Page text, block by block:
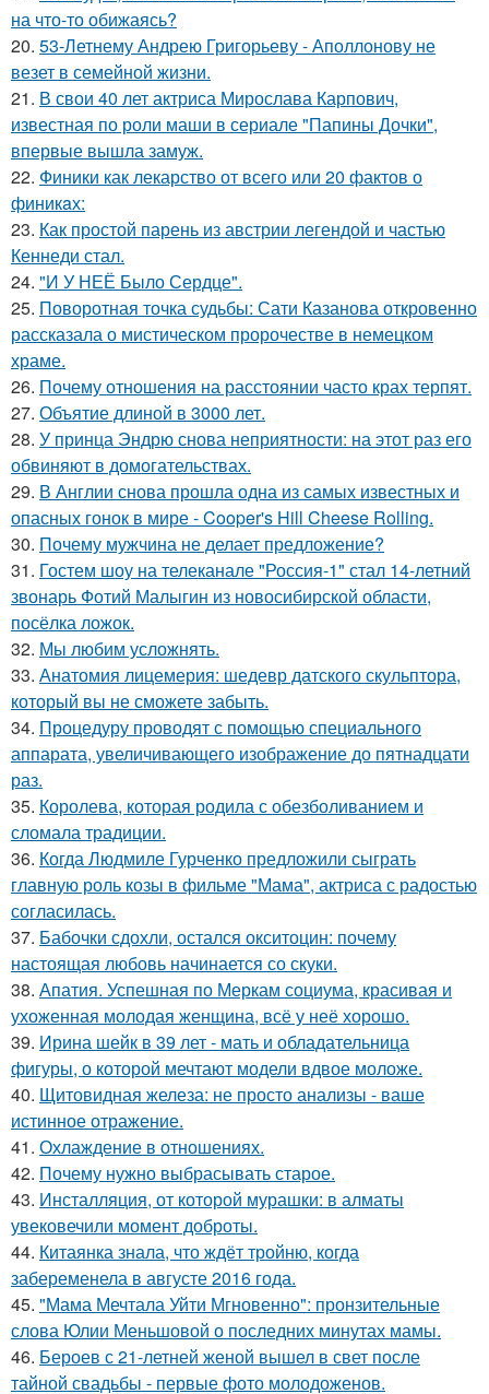
на что-то обижаясь?
20. 53-Летнему Андрею Григорьеву - Аполлонову не
везет в семейной жизни.
21. В свои 40 лет актриса Мирослава Карпович,
известная по роли маши в сериале "Папины Дочки",
впервые вышла замуж.
22. Финики как лекарство от всего или 20 фактов о
финикaх:
23. Как простой парень из австрии легендой и частью
Кеннеди стал.
24. "И У НЕЁ Было Сердце".
25. Поворотная точка судьбы: Сати Казанова откровенно
рассказала о мистическом пророчестве в немецком
храме.
26. Почему отношения на расстоянии часто крах терпят.
27. Объятие длиной в 3000 лет.
28. У принца Эндрю снова неприятности: на этот раз его
обвиняют в домогательствах.
29. В Англии снова прошла одна из самых известных и
опасных гонок в мире - Cooper's Hill Cheese Rolling.
30. Почему мужчина не делает предложение?
31. Гостем шоу на телеканале "Россия-1" стал 14-летний
звонарь Фотий Малыгин из новосибирской области,
посёлка ложок.
32. Мы любим усложнять.
33. Анатомия лицемерия: шедевр датского скульптора,
который вы не сможете забыть.
34. Процедуру проводят с помощью специального
аппарата, увеличивающего изображение до пятнадцати
раз.
35. Королева, которая родила с обезболиванием и
сломала традиции.
36. Когда Людмиле Гурченко предложили сыграть
главную роль козы в фильме "Мама", актриса с радостью
согласилась.
37. Бабочки сдохли, остался окситоцин: почему
настоящая любовь начинается со скуки.
38. Апатия. Успешная по Меркам социума, красивая и
ухоженная молодая женщина, всё у неё хорошо.
39. Ирина шейк в 39 лет - мать и обладательница
фигуры, о которой мечтают модели вдвое моложе.
40. Щитовидная железа: не просто анализы - ваше
истинное отражение.
41. Охлаждение в отношениях.
42. Почему нужно выбрасывать старое.
43. Инсталляция, от которой мурашки: в алматы
увековечили момент доброты.
44. Китаянка знала, что ждёт тройню, когда
забеременела в августе 2016 года.
45. "Мама Мечтала Уйти Мгновенно": пронзительные
слова Юлии Меньшовой о последних минутах мамы.
46. Бероев с 21-летней женой вышел в свет после
тайной свадьбы - первые фото молодоженов.